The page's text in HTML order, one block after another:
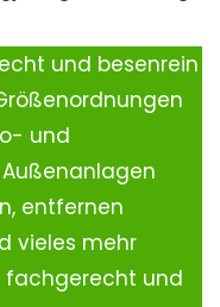
und besenrein
und
entfernen
vieles mehr
fachgerecht und